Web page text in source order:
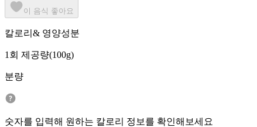
이 음식 좋아요
칼로리& 영양성분
1회 제공량(100g)
분량
숫자를 입력해 원하는 칼로리 정보를 확인해보세요